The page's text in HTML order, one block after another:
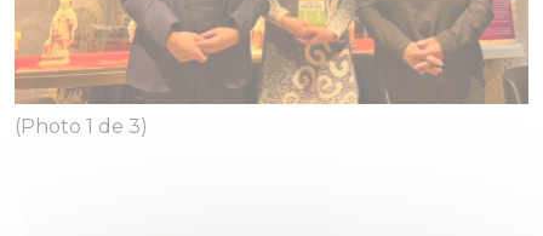
(Photo 1 de 3)